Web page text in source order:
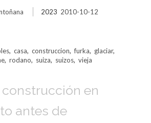
2023 2010-10-12
, casa, construccion, furka, glaciar,
, rodano, suiza, suizos, vieja
construcción en
antes de